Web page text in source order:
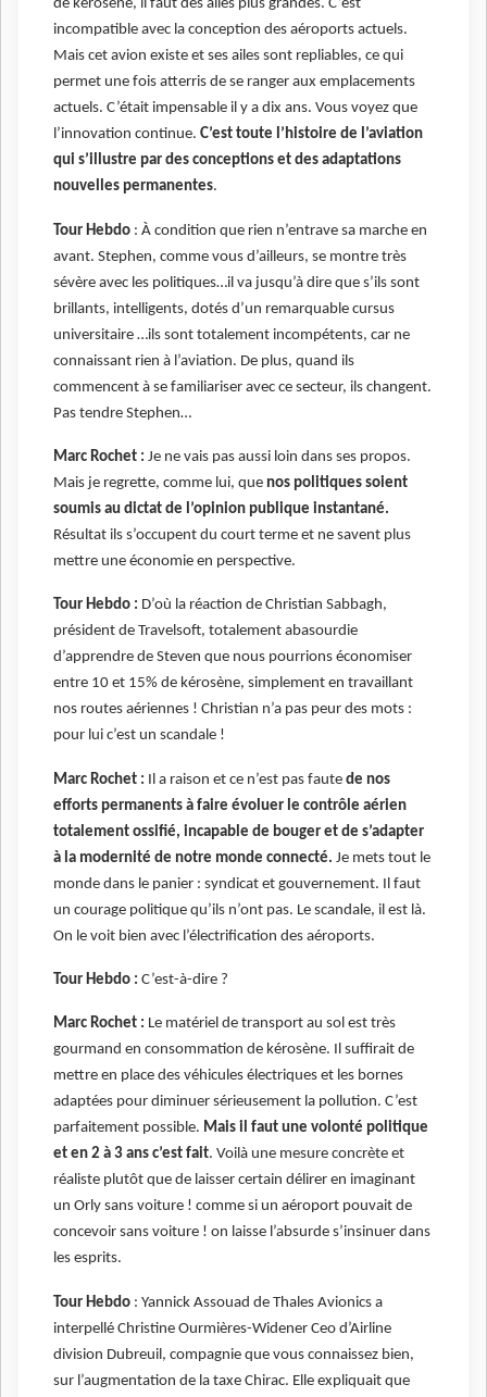
de kérosène, il faut des ailes plus grandes. C’est
incompatible avec la conception des aéroports actuels.
Mais cet avion existe et ses ailes sont repliables, ce qui
permet une fois atterris de se ranger aux emplacements
actuels. C’était impensable il y a dix ans. Vous voyez que
l’innovation continue. C’est toute l’histoire de l’aviation
qui s’illustre par des conceptions et des adaptations
nouvelles permanentes.
Tour Hebdo : À condition que rien n’entrave sa marche en
avant. Stephen, comme vous d’ailleurs, se montre très
sévère avec les politiques…il va jusqu’à dire que s’ils sont
brillants, intelligents, dotés d’un remarquable cursus
universitaire …ils sont totalement incompétents, car ne
connaissant rien à l’aviation. De plus, quand ils
commencent à se familiariser avec ce secteur, ils changent.
Pas tendre Stephen…
Marc Rochet : Je ne vais pas aussi loin dans ses propos.
Mais je regrette, comme lui, que nos politiques soient
soumis au dictat de l’opinion publique instantané.
Résultat ils s’occupent du court terme et ne savent plus
mettre une économie en perspective.
Tour Hebdo : D’où la réaction de Christian Sabbagh,
président de Travelsoft, totalement abasourdie
d’apprendre de Steven que nous pourrions économiser
entre 10 et 15% de kérosène, simplement en travaillant
nos routes aériennes ! Christian n’a pas peur des mots :
pour lui c’est un scandale !
Marc Rochet : Il a raison et ce n’est pas faute de nos
efforts permanents à faire évoluer le contrôle aérien
totalement ossifié, incapable de bouger et de s’adapter
à la modernité de notre monde connecté. Je mets tout le
monde dans le panier : syndicat et gouvernement. Il faut
un courage politique qu’ils n’ont pas. Le scandale, il est là.
On le voit bien avec l’électrification des aéroports.
Tour Hebdo : C’est-à-dire ?
Marc Rochet : Le matériel de transport au sol est très
gourmand en consommation de kérosène. Il suffirait de
mettre en place des véhicules électriques et les bornes
adaptées pour diminuer sérieusement la pollution. C’est
parfaitement possible. Mais il faut une volonté politique
et en 2 à 3 ans c’est fait. Voilà une mesure concrète et
réaliste plutôt que de laisser certain délirer en imaginant
un Orly sans voiture ! comme si un aéroport pouvait de
concevoir sans voiture ! on laisse l’absurde s’insinuer dans
les esprits.
Tour Hebdo : Yannick Assouad de Thales Avionics a
interpellé Christine Ourmières-Widener Ceo d’Airline
division Dubreuil, compagnie que vous connaissez bien,
sur l’augmentation de la taxe Chirac. Elle expliquait que